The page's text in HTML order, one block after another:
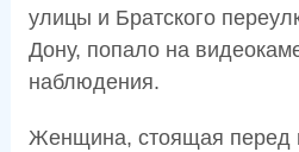
улицы и Братского
Дону, попало на
наблюдения.
Женщина, стоящая перед